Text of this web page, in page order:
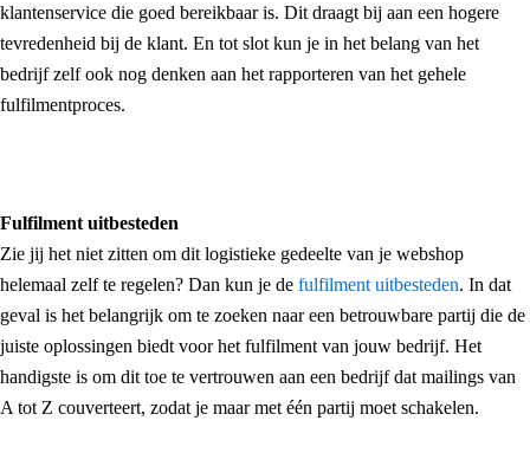
klantenservice die goed bereikbaar is. Dit draagt bij aan een hogere
tevredenheid bij de klant. En tot slot kun je in het belang van het
bedrijf zelf ook nog denken aan het rapporteren van het gehele
fulfilmentproces.
Fulfilment uitbesteden
Zie jij het niet zitten om dit logistieke gedeelte van je webshop
helemaal zelf te regelen? Dan kun je de fulfilment uitbesteden. In dat
geval is het belangrijk om te zoeken naar een betrouwbare partij die de
juiste oplossingen biedt voor het fulfilment van jouw bedrijf. Het
handigste is om dit toe te vertrouwen aan een bedrijf dat mailings van
A tot Z couverteert, zodat je maar met één partij moet schakelen.